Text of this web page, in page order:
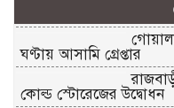
ঘণ্টায় আসামি গ্রেপ্তার
কোল্ড স্টোরেজের উদ্বোধন